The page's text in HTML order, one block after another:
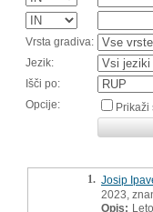
Vrsta gradiva:
Jezik:
Išči po:
Opcije:
Prikaži
1. Josip
2023,
Opis: